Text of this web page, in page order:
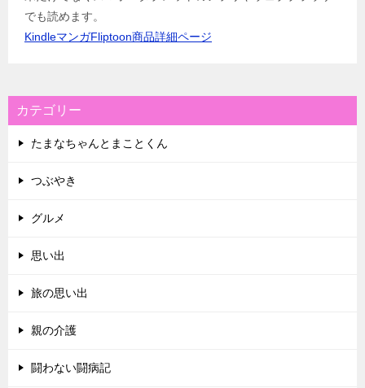
でも読めます。
KindleマンガFliptoon商品詳細ページ
カテゴリー
たまなちゃんとまことくん
つぶやき
グルメ
思い出
旅の思い出
親の介護
闘わない闘病記